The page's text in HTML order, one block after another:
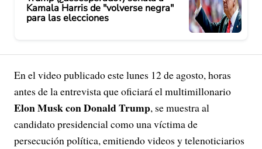
Kamala Harris de "volverse negra"
para las elecciones
En el video publicado este lunes 12 de agosto, horas
antes de la entrevista que oficiará el multimillonario
Elon Musk con Donald Trump, se muestra al
candidato presidencial como una víctima de
persecución política, emitiendo videos y telenoticiarios